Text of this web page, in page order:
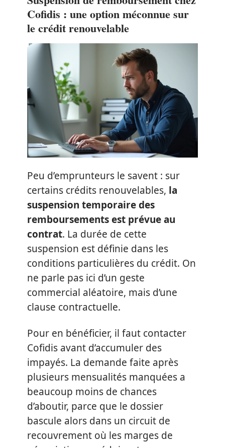
Cofidis : une option méconnue sur
le crédit renouvelable
Peu d’emprunteurs le savent : sur
certains crédits renouvelables, la
suspension temporaire des
remboursements est prévue au
contrat. La durée de cette
suspension est définie dans les
conditions particulières du crédit. On
ne parle pas ici d’un geste
commercial aléatoire, mais d’une
clause contractuelle.
Pour en bénéficier, il faut contacter
Cofidis avant d’accumuler des
impayés. La demande faite après
plusieurs mensualités manquées a
beaucoup moins de chances
d’aboutir, parce que le dossier
bascule alors dans un circuit de
recouvrement où les marges de